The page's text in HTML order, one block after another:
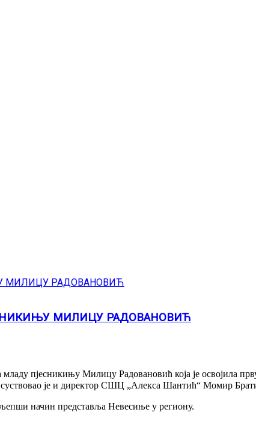
МИЛИЦУ РАДОВАНОВИЋ
пјесникињу Милицу Радовановић која је освојила
је и директор СШЦ „Алекса Шантић“ Момир
начин представља Невесиње у региону.